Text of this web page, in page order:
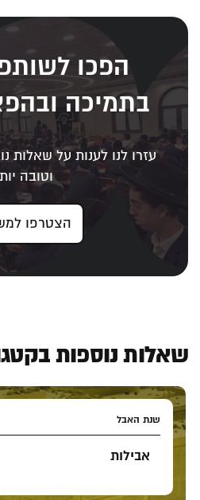
הפכו
בתמיכה
עזרו לנו לענות על שאלות
וטובה
הצטרפו
שאלות נוספות
שנת האבל
אבילות